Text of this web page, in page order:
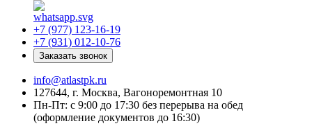
+7 (977) 123-16-19
+7 (931) 012-10-76
Заказать звонок
info@atlastpk.ru
127644, г. Москва, Вагоноремонтная 10
Пн-Пт: с 9:00 до 17:30 без перерыва на обед
(оформление документов до 16:30)